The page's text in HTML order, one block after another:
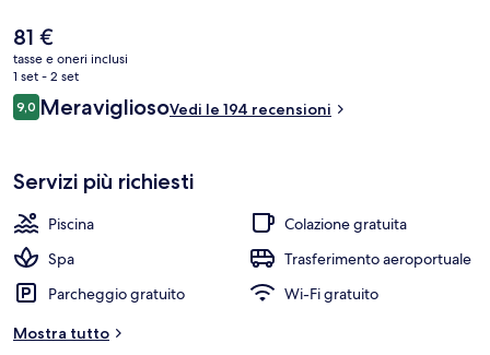
hotel di lusso includono un'azienda vinicola annessa, un miniclub per
bambini (gratuito) e una palestra.
Il
prezzo
attuale
è
81 €
81 €
tasse e oneri inclusi
1 set - 2 set
Recensioni
9,09,0 su 10
MeravigliosoVedi le 194 recensioni
Servizi più richiesti
Piscina
Colazione gratuita
Spa
Trasferimento aeroportuale
Parcheggio gratuito
Wi-Fi gratuito
Mostra tutto